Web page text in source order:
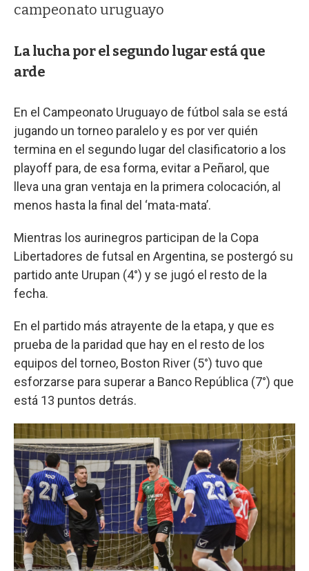
campeonato uruguayo
La lucha por el segundo lugar está que
arde
En el Campeonato Uruguayo de fútbol sala se está
jugando un torneo paralelo y es por ver quién
termina en el segundo lugar del clasificatorio a los
playoff para, de esa forma, evitar a Peñarol, que
lleva una gran ventaja en la primera colocación, al
menos hasta la final del ‘mata-mata’.
Mientras los aurinegros participan de la Copa
Libertadores de futsal en Argentina, se postergó su
partido ante Urupan (4°) y se jugó el resto de la
fecha.
En el partido más atrayente de la etapa, y que es
prueba de la paridad que hay en el resto de los
equipos del torneo, Boston River (5°) tuvo que
esforzarse para superar a Banco República (7°) que
está 13 puntos detrás.